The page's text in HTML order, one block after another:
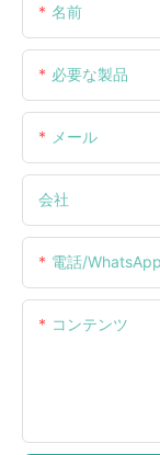
名前
必要な製品
メール
会社
電話/
コンテンツ